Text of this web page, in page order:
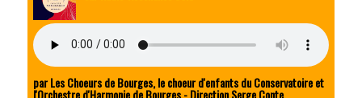
par Les Choeurs de Bourges, le choeur d'enfants du Conservatoire et
l'Orchestre d'Harmonie de Bourges - Direction Serge Conte